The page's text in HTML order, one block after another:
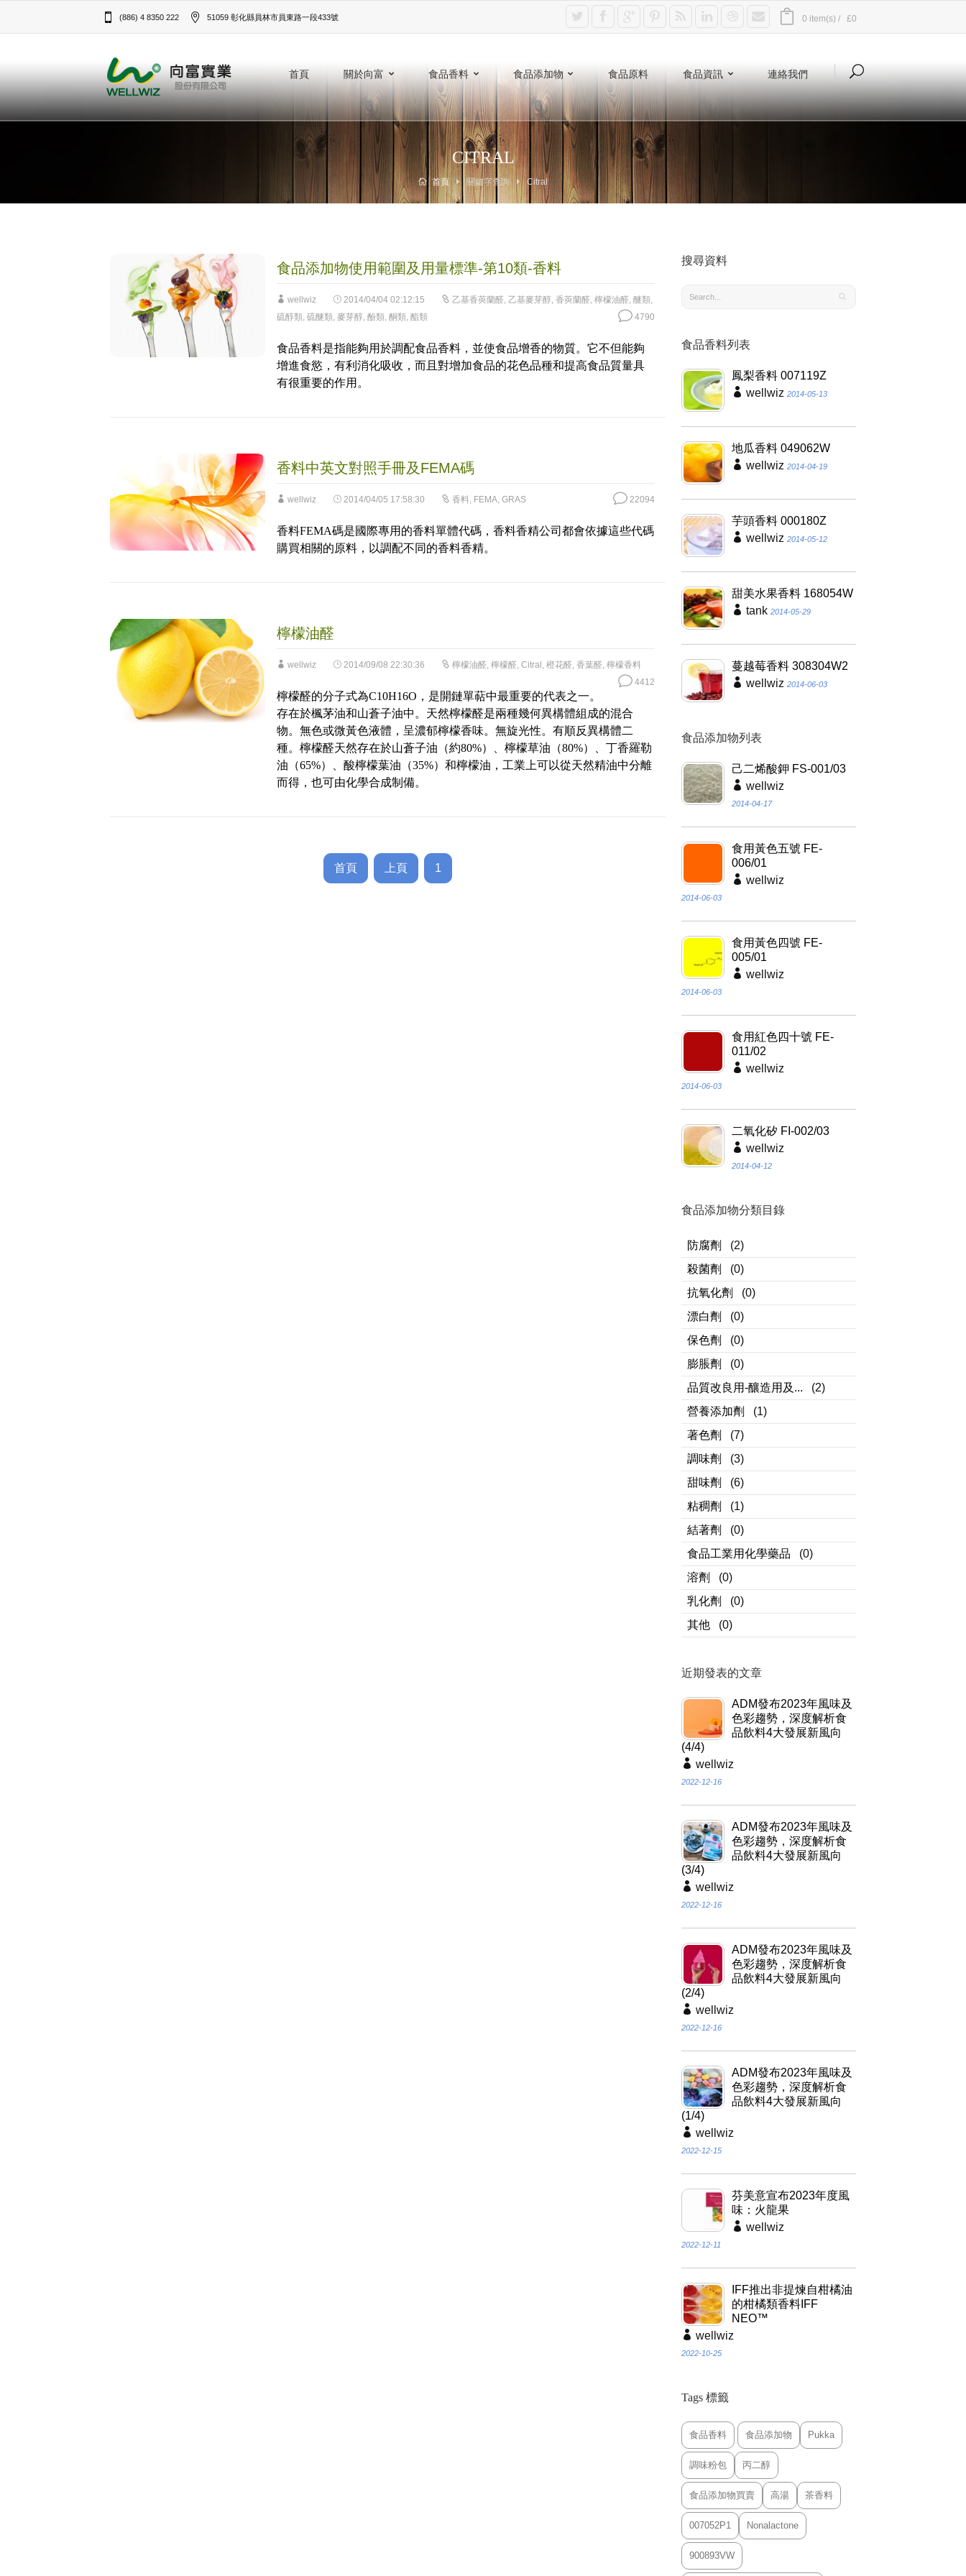
(886) 4 8350 222 51059 彰化縣員林市員東路一段433號‎ 0 item(s) / £0
首頁 關於向富 食品香料 食品添加物 食品原料 食品資訊 連絡我們
CITRAL
首頁 關鍵字查詢 Citral
食品添加物使用範圍及用量標準-第10類-香料
wellwiz 2014/04/04 02:12:15 乙基香莢蘭醛, 乙基麥芽醇, 香莢蘭醛, 檸檬油醛, 醚類,
硫醇類, 硫醚類, 麥芽醇, 酚類, 酮類, 酯類 4790
食品香料是指能夠用於調配食品香料，並使食品增香的物質。它不但能夠
增進食慾，有利消化吸收，而且對增加食品的花色品種和提高食品質量具
有很重要的作用。
香料中英文對照手冊及FEMA碼
wellwiz 2014/04/05 17:58:30 香料, FEMA, GRAS 22094
香料FEMA碼是國際專用的香料單體代碼，香料香精公司都會依據這些代碼
購買相關的原料，以調配不同的香料香精。
檸檬油醛
wellwiz 2014/09/08 22:30:36 檸檬油醛, 檸檬醛, Citral , 橙花醛, 香葉醛, 檸檬香料
4412
檸檬醛的分子式為C10H16O，是開鏈單萜中最重要的代表之一。
存在於楓茅油和山蒼子油中。天然檸檬醛是兩種幾何異構體組成的混合
物。無色或微黃色液體，呈濃郁檸檬香味。無旋光性。有順反異構體二
種。檸檬醛天然存在於山蒼子油（約80%）、檸檬草油（80%）、丁香羅勒
油（65%）、酸檸檬葉油（35%）和檸檬油，工業上可以從天然精油中分離
而得，也可由化學合成制備。
首頁 上頁 1
搜尋資料
食品香料列表
鳳梨香料 007119Z
wellwiz 2014-05-13
地瓜香料 049062W
wellwiz 2014-04-19
芋頭香料 000180Z
wellwiz 2014-05-12
甜美水果香料 168054W
tank 2014-05-29
蔓越莓香料 308304W2
wellwiz 2014-06-03
食品添加物列表
己二烯酸鉀 FS-001/03
wellwiz
2014-04-17
食用黃色五號 FE-
006/01
wellwiz
2014-06-03
食用黃色四號 FE-
005/01
wellwiz
2014-06-03
食用紅色四十號 FE-
011/02
wellwiz
2014-06-03
二氧化矽 FI-002/03
wellwiz
2014-04-12
食品添加物分類目錄
防腐劑
(2)
殺菌劑
(0)
抗氧化劑
(0)
漂白劑
(0)
保色劑
(0)
膨脹劑
(0)
品質改良用-釀造用及...
(2)
營養添加劑
(1)
著色劑
(7)
調味劑
(3)
甜味劑
(6)
粘稠劑
(1)
結著劑
(0)
食品工業用化學藥品
(0)
溶劑
(0)
乳化劑
(0)
其他
(0)
近期發表的文章
ADM發布2023年風味及
色彩趨勢，深度解析食
品飲料4大發展新風向
(4/4)
wellwiz
2022-12-16
ADM發布2023年風味及
色彩趨勢，深度解析食
品飲料4大發展新風向
(3/4)
wellwiz
2022-12-16
ADM發布2023年風味及
色彩趨勢，深度解析食
品飲料4大發展新風向
(2/4)
wellwiz
2022-12-16
ADM發布2023年風味及
色彩趨勢，深度解析食
品飲料4大發展新風向
(1/4)
wellwiz
2022-12-15
芬美意宣布2023年度風
味：火龍果
wellwiz
2022-12-11
IFF推出非提煉自柑橘油
的柑橘類香料IFF
NEO™
wellwiz
2022-10-25
Tags 標籤
食品香料 食品添加物 Pukka
調味粉包 丙二醇
食品添加物買賣 高湯 茶香料
007052P1 Nonalactone
900893VW